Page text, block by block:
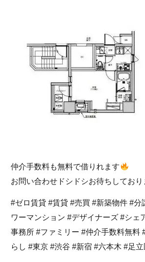
仲介手数料も無料で借りれます
お問い合わせドシドシお待ちしており
#ゼロ賃貸 #賃貸 #売買 #新築物件 #分
ワーマンション #デザイナーズ #シェ
事務所 #ファミリー #仲介手数料無料
らし #東京 #渋谷 #新宿 #六本木 #足立